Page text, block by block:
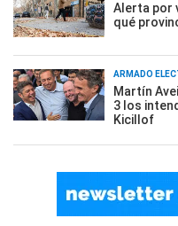
Alerta por
qué
ARMADO
Martín
3 los
Kicillof